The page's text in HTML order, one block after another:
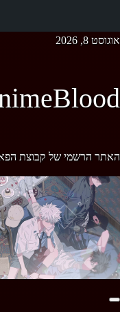
Skip
אוגוסט 8, 2026
האתר הרשמי של קבוצת